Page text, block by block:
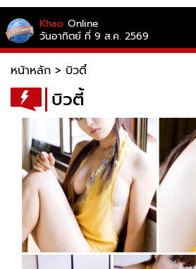
Khao Online
วันอาทิตย์ ที่ 9 ส.ค. 2569
หน้าหลัก > บิวตี้
บิวตี้